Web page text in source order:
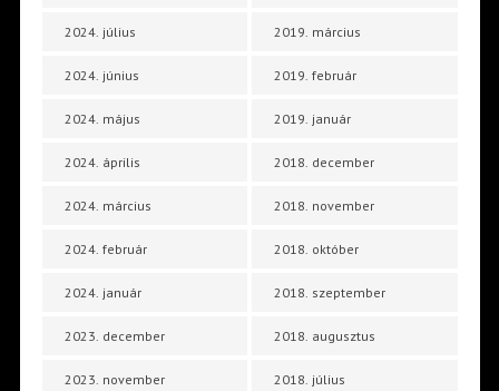
2024. július
2024. június
2024. május
2024. április
2024. március
2024. február
2024. január
2023. december
2023. november
2019. március
2019. február
2019. január
2018. december
2018. november
2018. október
2018. szeptember
2018. augusztus
2018. július